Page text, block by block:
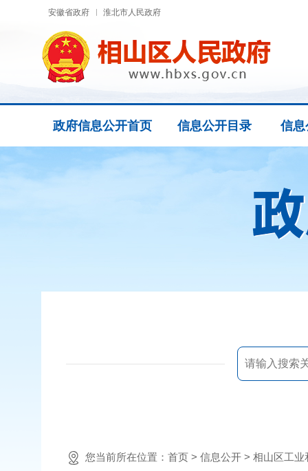
安徽省政府 淮北市人民政府
政府信息公开首页 信息公开目录 信息
您当前所在位置： 首页 > 信息公开 > 相山区工